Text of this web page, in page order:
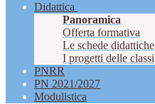
Didattica
Panoramica
Offerta formativa
Le schede didattiche
I progetti delle classi
PNRR
PN 2021/2027
Modulistica